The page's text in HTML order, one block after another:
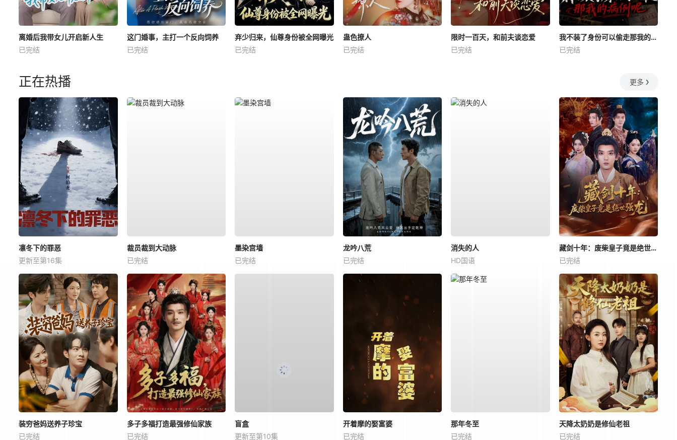
离婚后我带女儿开启新人生
已完结
这门婚事，主打一个反向饲养
已完结
弃少归来，仙尊身份被全网曝光
已完结
蛊色撩人
已完结
限时一百天，和前夫谈恋爱
已完结
我不装了身份可以偷走那我的病例呢
已完结
正在热播 更多
凛冬下的罪恶
更新至第16集
裁员裁到大动脉
已完结
墨染宫墙
已完结
龙吟八荒
已完结
消失的人
HD国语
藏剑十年：废柴皇子竟是绝世强龙
已完结
装穷爸妈送养子珍宝
已完结
多子多福打造最强修仙家族
已完结
盲盒
更新至第10集
开着摩的娶富婆
已完结
那年冬至
已完结
天降太奶奶是修仙老祖
已完结